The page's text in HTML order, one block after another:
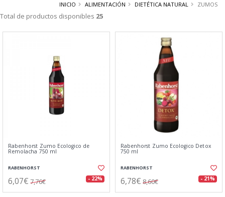
INICIO ALIMENTACIÓN DIETÉTICA NATURAL ZUMOS
Total de productos disponibles 25
Rabenhorst Zumo Ecologico de
Remolacha 750 ml
RABENHORST
6,07€ 7,76€ - 22%
Rabenhorst Zumo Ecologico Detox
750 ml
RABENHORST
6,78€ 8,60€ - 21%